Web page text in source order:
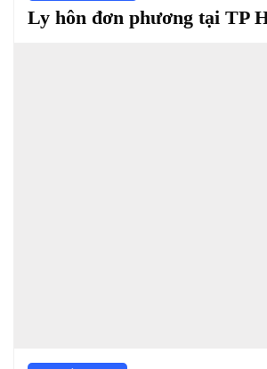
Ly hôn đơn phương tại TP